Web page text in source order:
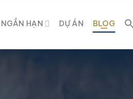
HẠN DỰ ÁN BLOG